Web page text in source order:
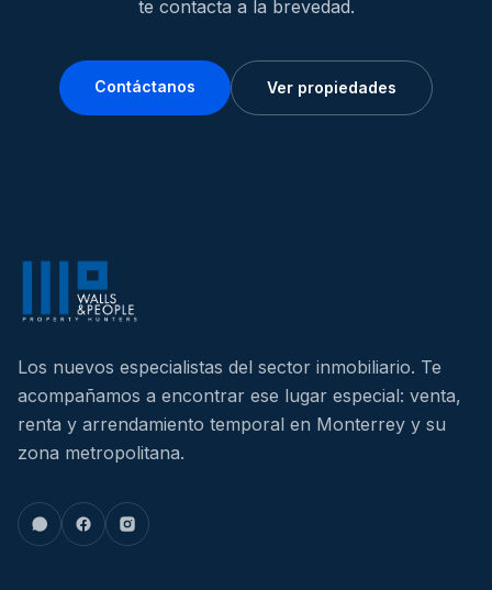
te contacta a la brevedad.
Contáctanos Ver propiedades
Los nuevos especialistas del sector inmobiliario. Te
acompañamos a encontrar ese lugar especial: venta,
renta y arrendamiento temporal en Monterrey y su
zona metropolitana.